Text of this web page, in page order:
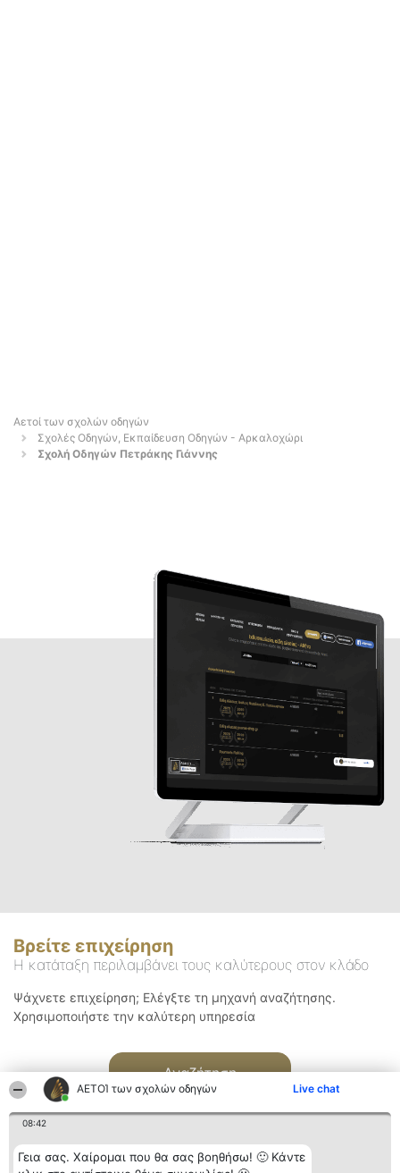
ΑΕΤΟΊ των σχολών οδηγών Live chat
08:42
Γεια σας. Χαίρομαι που θα σας βοηθήσω! 🙂 Κάντε
Αετοί των σχολών οδηγών
Σχολές Οδηγών, Εκπαίδευση Οδηγών - Αρκαλοχώρι
Σχολή Οδηγών Πετράκης Γιάννης
Βρείτε επιχείρηση
Η κατάταξη περιλαμβάνει τους καλύτερους στον κλάδο
Ψάχνετε επιχείρηση; Ελέγξτε τη μηχανή αναζήτησης.
Χρησιμοποιήστε την καλύτερη υπηρεσία
Αναζήτηση